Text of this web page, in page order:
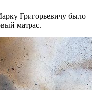
Григорьевичу было
матрас.